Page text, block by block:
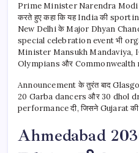
Prime Minister Narendra Modi
करते हुए कहा कि यह India की
New Delhi के Major Dhyan
special celebration event भी
Minister Mansukh Mandaviya,
Olympians और Commonwealth
Announcement के तुरंत बाद
20 Garba dancers और 30 dhol
performance दी, जिसने Gujarat
Ahmedabad